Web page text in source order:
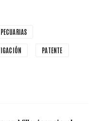
PATENTE